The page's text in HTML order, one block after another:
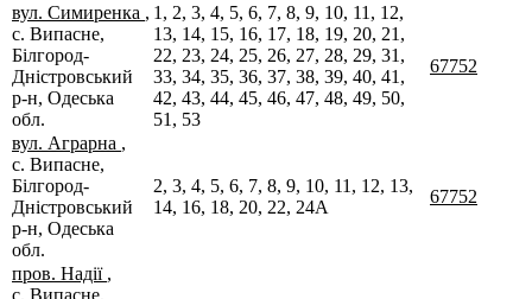
вул. Симиренка ,
с. Випасне,
Білгород-
Дністровський
р-н, Одеська
обл.
1, 2, 3, 4, 5, 6, 7, 8, 9, 10, 11, 12,
13, 14, 15, 16, 17, 18, 19, 20, 21,
22, 23, 24, 25, 26, 27, 28, 29, 31,
33, 34, 35, 36, 37, 38, 39, 40, 41,
42, 43, 44, 45, 46, 47, 48, 49, 50,
51, 53
67752
вул. Аграрна ,
с. Випасне,
Білгород-
Дністровський
р-н, Одеська
обл.
2, 3, 4, 5, 6, 7, 8, 9, 10, 11, 12, 13,
14, 16, 18, 20, 22, 24А
67752
пров. Надії ,
с. Випасне,